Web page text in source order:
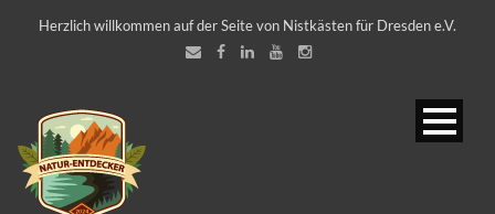
Herzlich willkommen auf der Seite von Nistkästen für Dresden e.V.